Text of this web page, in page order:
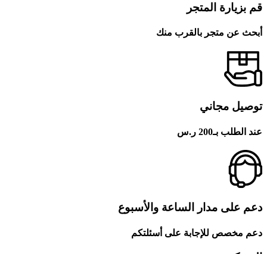
قم بزيارة المتجر
أبحث عن متجر بالقرب منك
توصيل مجاني
عند الطلب بـ200 ر.س
دعم على مدار الساعة والأسبوع
دعم مخصص للإجابة على أسئلتكم